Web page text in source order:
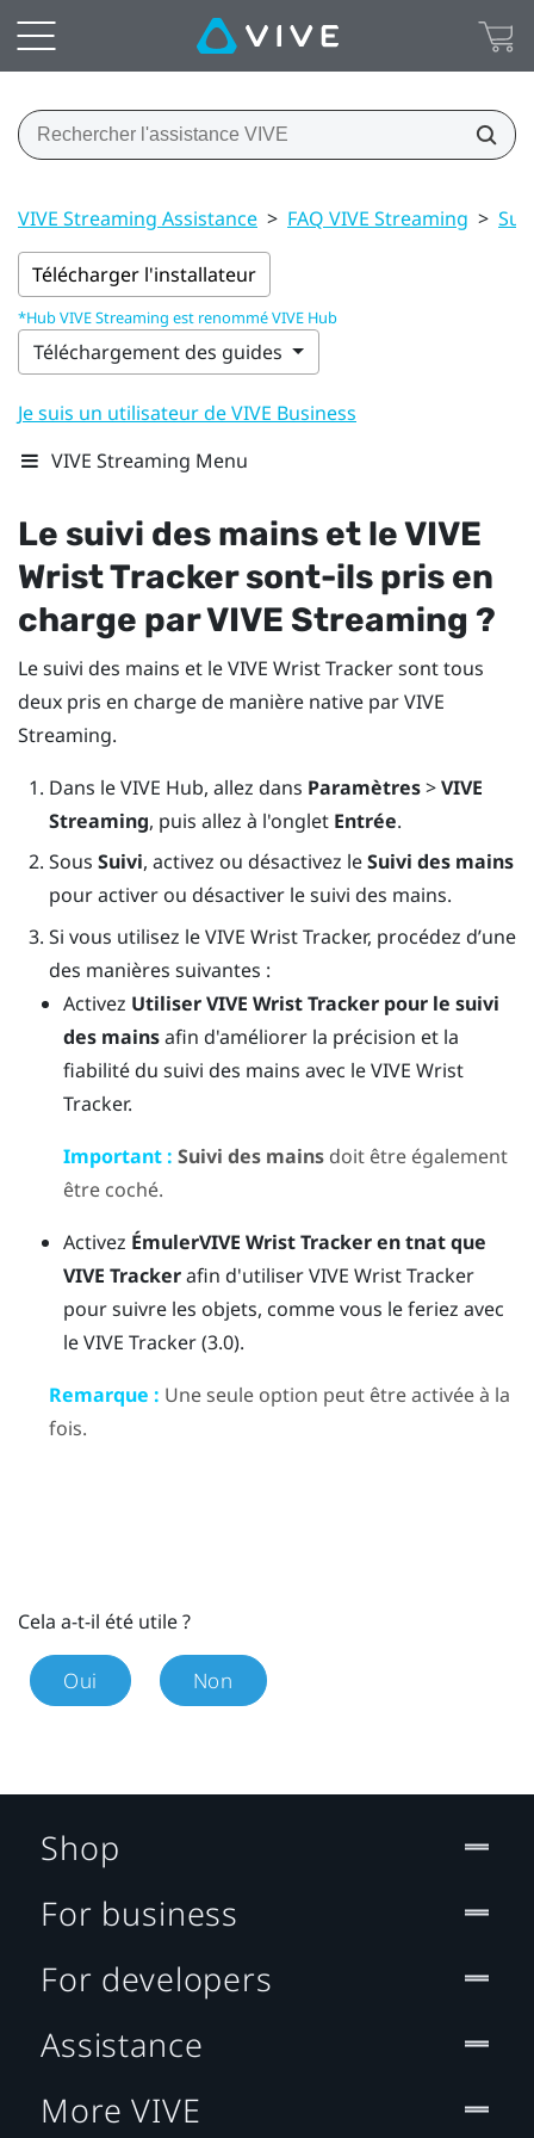
VIVE Streaming Assistance > FAQ VIVE Streaming >
Télécharger l'installateur
*Hub VIVE Streaming est renommé VIVE Hub
Téléchargement des guides
Je suis un utilisateur de VIVE Business
VIVE Streaming Menu
Le suivi des mains et leVIVE
Wrist Trackersont-ils pris en
charge parVIVE Streaming ?
Le suivi des mains et le VIVE Wrist Tracker sont tous
deux pris en charge de manière native parVIVE
Streaming.
Dans leVIVE Hub, allez dans Paramètres>VIVE
Streaming, puis allez à l'onglet Entrée.
Sous Suivi, activez ou désactivez leSuivi des mains
pour activer ou désactiver le suivi des mains.
Si vous utilisez leVIVE Wrist Tracker, procédez d’une
des manières suivantes :
Activez UtiliserVIVE Wrist Tracker pour le suivi
des mainsafin d'améliorer la précision et la
fiabilité du suivi des mains avec leVIVE Wrist
Tracker.
Important : Suivi des mains doit être également
être coché.
Activez ÉmulerVIVE Wrist Trackeren tnat que
VIVE Trackerafin d'utiliserVIVE Wrist Tracker
pour suivre les objets, comme vous le feriez avec
leVIVE Tracker (3.0).
Remarque : Une seule option peut être activée à la
fois.
Cela a-t-il été utile ?
Oui Non
Shop
For business
For developers
Assistance
More VIVE